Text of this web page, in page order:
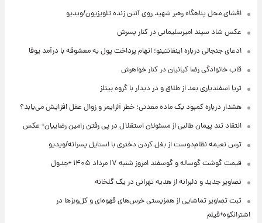
محل پناهگاه‌ رهبر شهید روی آنتن زنده تلویزیون/ویدیو
شاد سپند امیرسلیمانی در کنار پسرش
جنجالی درباره اینفانتینو؛ اتهام پرداخت پول به معشوقه با درآمد یوفا
خانوادگی رضا کیانیان در کنار خواهرش
اسفندیاری بعد از طلاق و در دیدار با گروه بیتلز
درباره کمبود یک ماده معدنی؛ خطر آلزایمر و زوال عقل افزایش می‌یابد؟
تند پیمان طالبی از مسئولان استقلال در پی رفتن رامین رضاییان+ عکس
نعیمه نظام‌دوست از بغل کردن دختری با استایل پسرانه/ویدیو
گوشت گوساله و گوسفند امروز شنبه ۱۷ مرداد ۱۴۰۵ +جدول
جدید و دلبرانه از هدیه تهرانی در یک گلخانه
تصاویر تماشایی از همزیستی خرس‌های قهوه‌ای و کل‌وبزها در